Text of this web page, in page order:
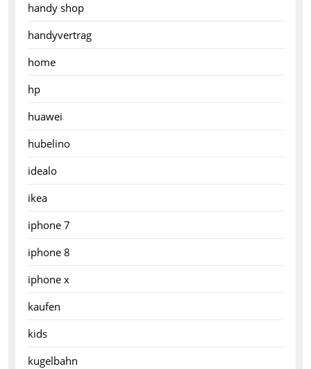
handy shop
handyvertrag
home
hp
huawei
hubelino
idealo
ikea
iphone 7
iphone 8
iphone x
kaufen
kids
kugelbahn